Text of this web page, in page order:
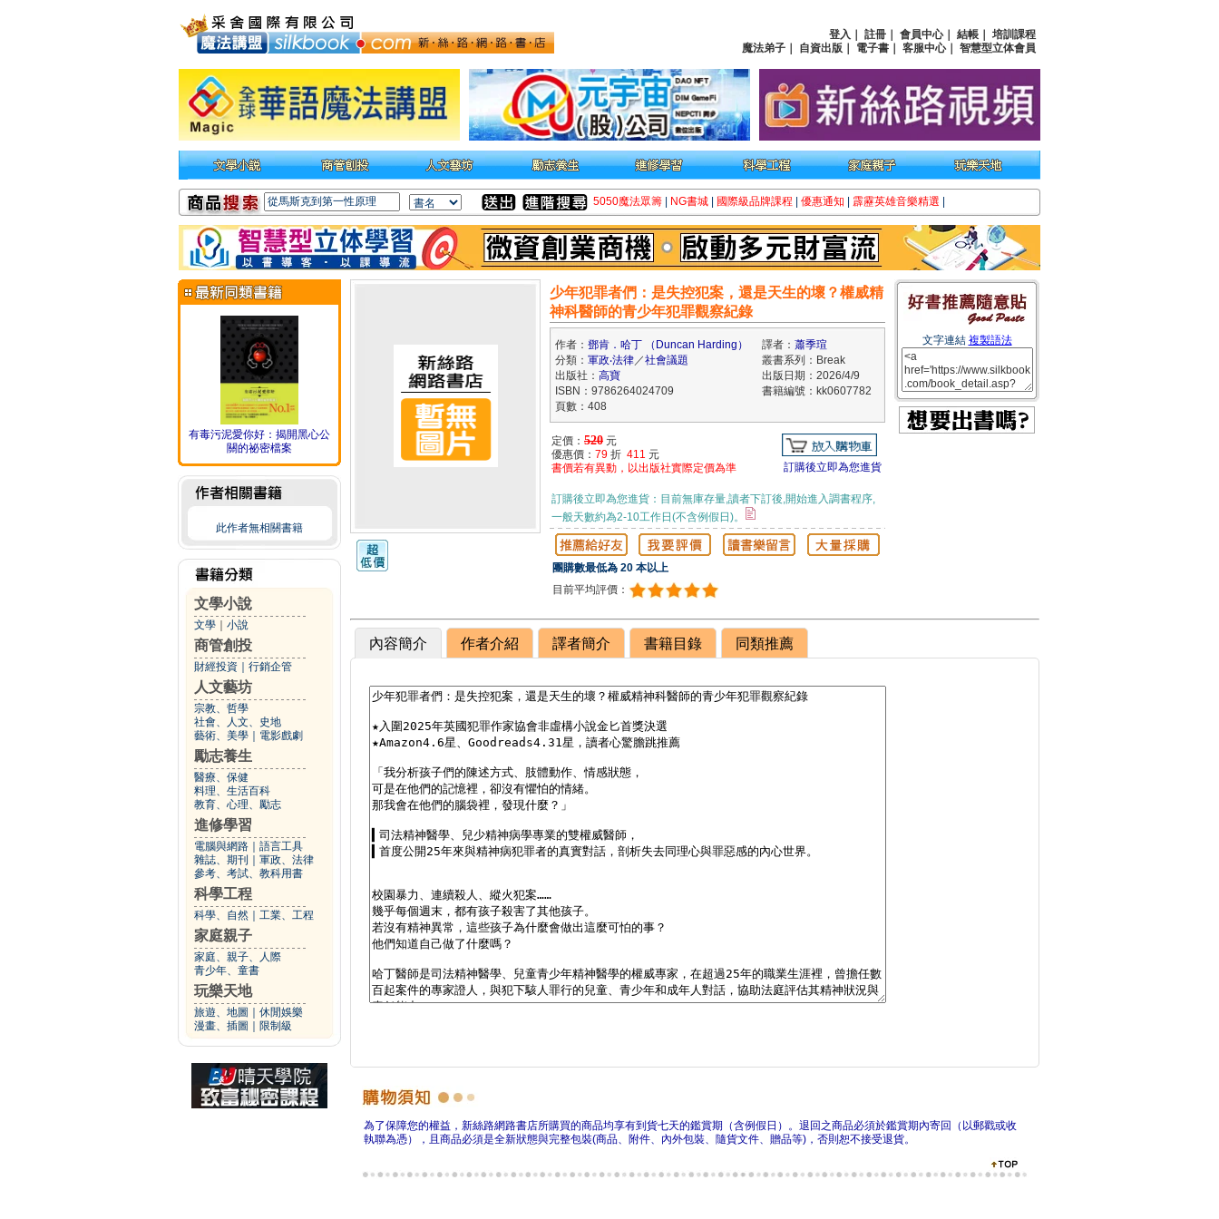
登入 註冊 會員中心｜ 結帳
培訓課程
魔法弟子
自資出版 電子書 客服中心｜ 智慧型立体會員
5050魔法眾籌 NG書城 國際級品牌課程 優惠通知 霹靂英雄音樂精選
有毒污泥愛你好：揭開黑心公
關的祕密檔案
此作者無相關書籍
文學小說
文學 小說
商管創投
財經投資 行銷企管
人文藝坊
宗教、哲學
社會、人文、史地
藝術、美學
電影戲劇
勵志養生
醫療、保健
料理、生活百科
教育、心理、勵志
進修學習
電腦與網路
語言工具
雜誌、期刊
軍政、法律
參考、考試、教科用書
科學工程
科學、自然 工業、工程
家庭親子
家庭、親子、人際
青少年、童書
玩樂天地
旅遊、地圖
休閒娛樂
漫畫、插圖
限制級
少年犯罪者們：是失控犯案，還是天生的壞？權威精
神科醫師的青少年犯罪觀察紀錄
作者： 鄧肯．哈丁 （Duncan Harding） 譯者： 蕭季瑄
分類： 軍政‧法律／社會議題
叢書系列：Break
出版社： 高寶
出版日期：2026/4/9
ISBN：9786264024709
書籍編號：kk0607782
頁數：408
定價： 520 元
優惠價： 79 折 411 元
書價若有異動，以出版社實際定價為準
訂購後立即為您進貨
訂購後立即為您進貨：目前無庫存量,讀者下訂後,開始進入調書程序,
一般天數約為2-10工作日(不含例假日)。
團購數最低為 20 本以上
目前平均評價：
文字連結 複製語法
內容簡介 作者介紹 譯者簡介 書籍目錄 同類推薦
為了保障您的權益，新絲路網路書店所購買的商品均享有到貨七天的鑑賞期（含例假日）。退回之商品必須於鑑賞期內寄回（以郵戳或收
執聯為憑），且商品必須是全新狀態與完整包裝(商品、附件、內外包裝、隨貨文件、贈品等)，否則恕不接受退貨。